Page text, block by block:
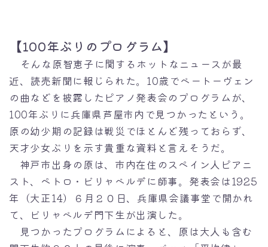
【100年ぶりのプログラム】
そんな原智恵子に関するホットなニュースが最
近、読売新聞に報じられた。10歳でベートーヴェン
の曲などを披露したピアノ発表会のプログラムが、
100年ぶりに兵庫県芦屋市内で見つかったという。
原の幼少期の記録は戦災でほとんど残っておらず、
天才少女ぶりを示す貴重な資料と言えそうだ。
神戸市出身の原は、市内在住のスペイン人ピアニ
スト、ペトロ・ビリャベルデに師事。発表会は1925
年（大正14）６月２０日、兵庫県会議事堂で開かれ
て、ビリャベルデ門下生が出演した。
見つかったプログラムによると、原は大人も含む